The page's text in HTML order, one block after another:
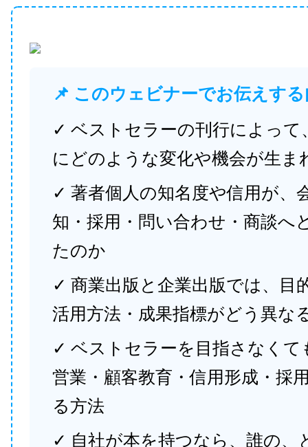
📌 このウェビナーでお伝えす
✓ ベストセラーの刊行によって
にどのような変化や機会が生ま
✓ 著者個人の知名度や信用が、
知・採用・問い合わせ・商談へ
たのか
✓ 商業出版と企業出版では、目
活用方法・成果指標がどう異な
✓ ベストセラーを目指さなくて
営業・顧客教育・信用形成・採
る方法
✓ 自社が本を持つなら、誰の、